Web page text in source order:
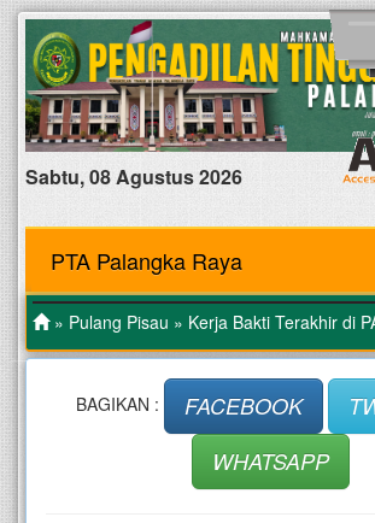
Sabtu, 08 Agustus 2026
PTA Palangka Raya
» Pulang Pisau » Kerja Bakti Terakhir di
BAGIKAN : FACEBOOK
WHATSAPP